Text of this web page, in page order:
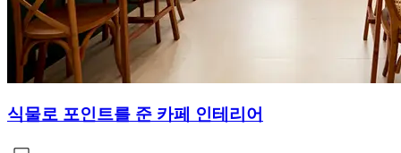
식물로 포인트를 준 카페 인테리어